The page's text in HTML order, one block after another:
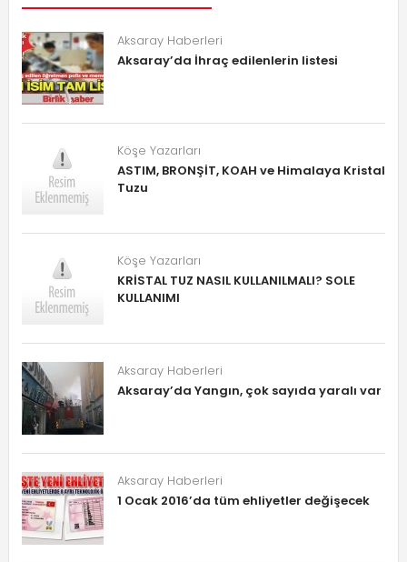
Aksaray Haberleri
Aksaray’da İhraç edilenlerin listesi
Köşe Yazarları
ASTIM, BRONŞİT, KOAH ve Himalaya Kristal
Tuzu
Köşe Yazarları
KRİSTAL TUZ NASIL KULLANILMALI? SOLE
KULLANIMI
Aksaray Haberleri
Aksaray’da Yangın, çok sayıda yaralı var
Aksaray Haberleri
1 Ocak 2016’da tüm ehliyetler değişecek